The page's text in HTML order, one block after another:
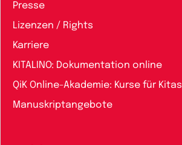
Presse
Lizenzen / Rights
Karriere
KITALINO: Dokumentation online
QiK Online-Akademie: Kurse für Kitas
Manuskriptangebote